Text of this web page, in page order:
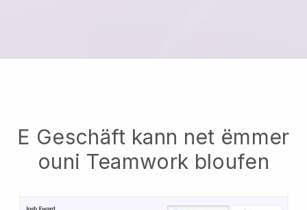
E Geschäft kann net ëmmer
ouni Teamwork bloufen